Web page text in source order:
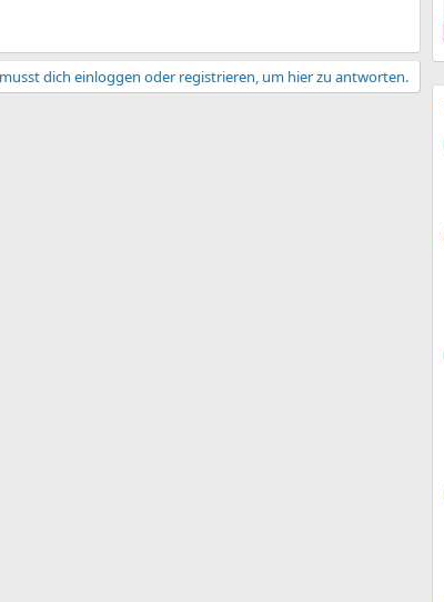
dich einloggen oder registrieren, um hier zu antworten.